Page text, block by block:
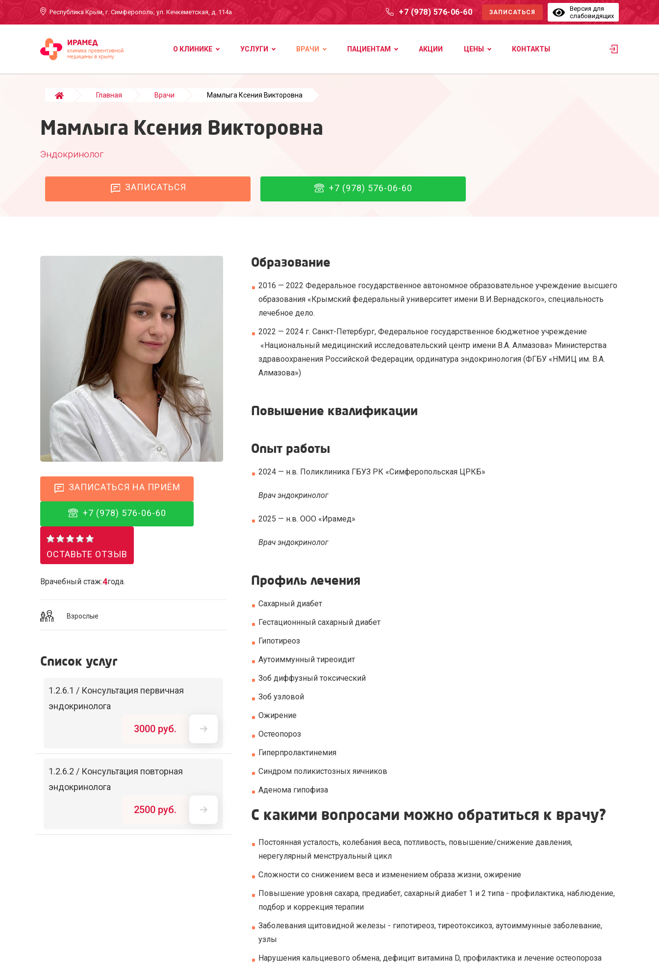
Республика Крым, г. Симферополь, ул. Кечкеметская, д. 114а +7 (978) 576-06-60 ЗАПИСАТЬСЯ
Версия для
слабовидящих
ИРАМЕД
клиника превентивной
медицины в крыму
О КЛИНИКЕ УСЛУГИ ВРАЧИ ПАЦИЕНТАМ АКЦИИ ЦЕНЫ КОНТАКТЫ
Главная Врачи Мамлыга Ксения Викторовна
Мамлыга Ксения Викторовна
Эндокринолог
ЗАПИСАТЬСЯ +7 (978) 576-06-60
ЗАПИСАТЬСЯ НА ПРИЁМ
+7 (978) 576-06-60
ОСТАВЬТЕ ОТЗЫВ
Врачебный стаж:4года.
Взрослые
Список услуг
1.2.6.1 / Консультация первичная
эндокринолога
3000 руб.
1.2.6.2 / Консультация повторная
эндокринолога
2500 руб.
Образование
2016 — 2022 Федеральное государственное автономное образовательное учреждение высшего
образования «Крымский федеральный университет имени В.И.Вернадского», специальность
лечебное дело.
2022 — 2024 г. Санкт-Петербург, Федеральное государственное бюджетное учреждение
«Национальный медицинский исследовательский центр имени В.А. Алмазова» Министерства
здравоохранения Российской Федерации, ординатура эндокринология (ФГБУ «НМИЦ им. В.А.
Алмазова»)
Повышение квалификации
Опыт работы
2024 — н.в. Поликлиника ГБУЗ РК «Симферопольская ЦРКБ»
Врач эндокринолог
2025 — н.в. ООО «Ирамед»
Врач эндокринолог
Профиль лечения
Сахарный диабет
Гестационнный сахарный диабет
Гипотиреоз
Аутоиммунный тиреоидит
Зоб диффузный токсический
Зоб узловой
Ожирение
Остеопороз
Гиперпролактинемия
Синдром поликистозных яичников
Аденома гипофиза
С какими вопросами можно обратиться к врачу?
Постоянная усталость, колебания веса, потливость, повышение/снижение давления,
нерегулярный менструальный цикл
Сложности со снижением веса и изменением образа жизни, ожирение
Повышение уровня сахара, предиабет, сахарный диабет 1 и 2 типа - профилактика, наблюдение,
подбор и коррекция терапии
Заболевания щитовидной железы - гипотиреоз, тиреотоксикоз, аутоиммунные заболевание,
узлы
Нарушения кальциевого обмена, дефицит витамина D, профилактика и лечение остеопороза